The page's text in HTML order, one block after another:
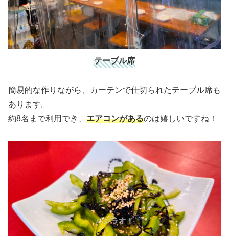
テーブル席
簡易的な作りながら、カーテンで仕切られたテーブル席も
あります。
約8名まで利用でき、 エアコンがあるのは嬉しいですね！